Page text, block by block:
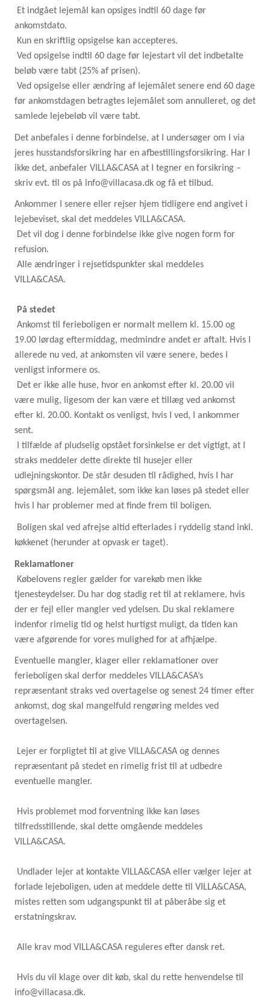
Et indgået lejemål kan opsiges indtil 60 dage før
ankomstdato.
Kun en skriftlig opsigelse kan accepteres.
Ved opsigelse indtil 60 dage før lejestart vil det indbetalte
beløb være tabt (25% af prisen).
Ved opsigelse eller ændring af lejemålet senere end 60 dage
før ankomstdagen betragtes lejemålet som annulleret, og det
samlede lejebeløb vil være tabt.
Det anbefales i denne forbindelse, at I undersøger om I via
jeres husstandsforsikring har en afbestillingsforsikring. Har I
ikke det, anbefaler VILLA&CASA at I tegner en forsikring –
skriv evt. til os på info@villacasa.dk og få et tilbud.
Ankommer I senere eller rejser hjem tidligere end angivet i
lejebeviset, skal det meddeles VILLA&CASA.
Det vil dog i denne forbindelse ikke give nogen form for
refusion.
Alle ændringer i rejsetidspunkter skal meddeles
VILLA&CASA.
På stedet
Ankomst til ferieboligen er normalt mellem kl. 15.00 og
19.00 lørdag eftermiddag, medmindre andet er aftalt. Hvis I
allerede nu ved, at ankomsten vil være senere, bedes I
venligst informere os.
Det er ikke alle huse, hvor en ankomst efter kl. 20.00 vil
være mulig, ligesom der kan være et tillæg ved ankomst
efter kl. 20.00. Kontakt os venligst, hvis I ved, I ankommer
sent.
I tilfælde af pludselig opstået forsinkelse er det vigtigt, at I
straks meddeler dette direkte til husejer eller
udlejningskontor. De står desuden til rådighed, hvis I har
spørgsmål ang. lejemålet, som ikke kan løses på stedet eller
hvis I har problemer med at finde frem til boligen.
Boligen skal ved afrejse altid efterlades i ryddelig stand inkl.
køkkenet (herunder at opvask er taget).
Reklamationer
Købelovens regler gælder for varekøb men ikke
tjenesteydelser. Du har dog stadig ret til at reklamere, hvis
der er fejl eller mangler ved ydelsen. Du skal reklamere
indenfor rimelig tid og helst hurtigst muligt, da tiden kan
være afgørende for vores mulighed for at afhjælpe.
Eventuelle mangler, klager eller reklamationer over
ferieboligen skal derfor meddeles VILLA&CASA’s
repræsentant straks ved overtagelse og senest 24 timer efter
ankomst, dog skal mangelfuld rengøring meldes ved
overtagelsen.
Lejer er forpligtet til at give VILLA&CASA og dennes
repræsentant på stedet en rimelig frist til at udbedre
eventuelle mangler.
Hvis problemet mod forventning ikke kan løses
tilfredsstillende, skal dette omgående meddeles
VILLA&CASA.
Undlader lejer at kontakte VILLA&CASA eller vælger lejer at
forlade lejeboligen, uden at meddele dette til VILLA&CASA,
mistes retten som udgangspunkt til at påberåbe sig et
erstatningskrav.
Alle krav mod VILLA&CASA reguleres efter dansk ret.
Hvis du vil klage over dit køb, skal du rette henvendelse til
info@villacasa.dk.